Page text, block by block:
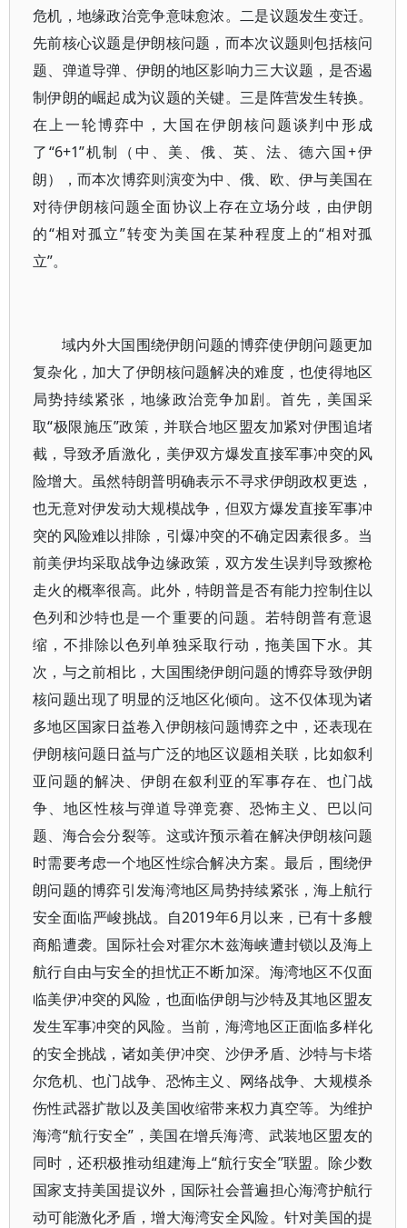
危机，地缘政治竞争意味愈浓。二是议题发生变迁。
先前核心议题是伊朗核问题，而本次议题则包括核问
题、弹道导弹、伊朗的地区影响力三大议题，是否遏
制伊朗的崛起成为议题的关键。三是阵营发生转换。
在上一轮博弈中，大国在伊朗核问题谈判中形成
了“6+1”机制（中、美、俄、英、法、德六国+伊
朗），而本次博弈则演变为中、俄、欧、伊与美国在
对待伊朗核问题全面协议上存在立场分歧，由伊朗
的“相对孤立”转变为美国在某种程度上的“相对孤
立”。
域内外大国围绕伊朗问题的博弈使伊朗问题更加
复杂化，加大了伊朗核问题解决的难度，也使得地区
局势持续紧张，地缘政治竞争加剧。首先，美国采
取“极限施压”政策，并联合地区盟友加紧对伊围追堵
截，导致矛盾激化，美伊双方爆发直接军事冲突的风
险增大。虽然特朗普明确表示不寻求伊朗政权更迭，
也无意对伊发动大规模战争，但双方爆发直接军事冲
突的风险难以排除，引爆冲突的不确定因素很多。当
前美伊均采取战争边缘政策，双方发生误判导致擦枪
走火的概率很高。此外，特朗普是否有能力控制住以
色列和沙特也是一个重要的问题。若特朗普有意退
缩，不排除以色列单独采取行动，拖美国下水。其
次，与之前相比，大国围绕伊朗问题的博弈导致伊朗
核问题出现了明显的泛地区化倾向。这不仅体现为诸
多地区国家日益卷入伊朗核问题博弈之中，还表现在
伊朗核问题日益与广泛的地区议题相关联，比如叙利
亚问题的解决、伊朗在叙利亚的军事存在、也门战
争、地区性核与弹道导弹竞赛、恐怖主义、巴以问
题、海合会分裂等。这或许预示着在解决伊朗核问题
时需要考虑一个地区性综合解决方案。最后，围绕伊
朗问题的博弈引发海湾地区局势持续紧张，海上航行
安全面临严峻挑战。自2019年6月以来，已有十多艘
商船遭袭。国际社会对霍尔木兹海峡遭封锁以及海上
航行自由与安全的担忧正不断加深。海湾地区不仅面
临美伊冲突的风险，也面临伊朗与沙特及其地区盟友
发生军事冲突的风险。当前，海湾地区正面临多样化
的安全挑战，诸如美伊冲突、沙伊矛盾、沙特与卡塔
尔危机、也门战争、恐怖主义、网络战争、大规模杀
伤性武器扩散以及美国收缩带来权力真空等。为维护
海湾“航行安全”，美国在增兵海湾、武装地区盟友的
同时，还积极推动组建海上“航行安全”联盟。除少数
国家支持美国提议外，国际社会普遍担心海湾护航行
动可能激化矛盾，增大海湾安全风险。针对美国的提